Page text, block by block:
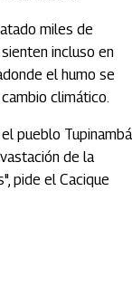
miles de
incluso en
el humo se
climático.
pueblo Tupinambá
de la
pide el Cacique